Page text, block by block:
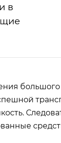
в
большого